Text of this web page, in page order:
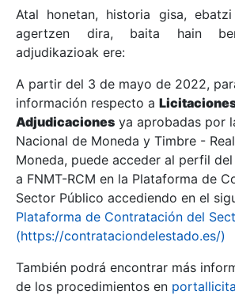
Erakutsi/Ezkutatu
Erakutsi/Ezkutatu
Erakutsi/Ezkutatu
Erakutsi/Ezkutatu
Atal honetan, historia gisa,
agertzen dira, baita hain
adjudikazioak ere:
A partir del 3 de mayo de 2022,
información respecto a
Adjudicaciones ya aprobadas por
Nacional de Moneda y Timbre -
Moneda, puede acceder al perfil
a FNMT-RCM en la Plataforma de
Sector Público accediendo en el
Plataforma de Contratación del
(https://contrataciondelestado.es/)
También podrá encontrar más
de los procedimientos en